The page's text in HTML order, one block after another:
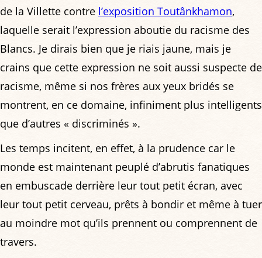
de la Villette contre l’exposition Toutânkhamon,
laquelle serait l’expression aboutie du racisme des
Blancs. Je dirais bien que je riais jaune, mais je
crains que cette expression ne soit aussi suspecte de
racisme, même si nos frères aux yeux bridés se
montrent, en ce domaine, infiniment plus intelligents
que d’autres « discriminés ».
Les temps incitent, en effet, à la prudence car le
monde est maintenant peuplé d’abrutis fanatiques
en embuscade derrière leur tout petit écran, avec
leur tout petit cerveau, prêts à bondir et même à tuer
au moindre mot qu’ils prennent ou comprennent de
travers.